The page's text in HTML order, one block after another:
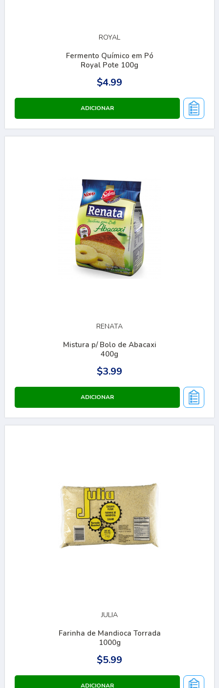
ROYAL
Fermento Químico em Pó
Royal Pote 100g
$4.99
RENATA
Mistura p/ Bolo de Abacaxi
400g
$3.99
JULIA
Farinha de Mandioca Torrada
1000g
$5.99